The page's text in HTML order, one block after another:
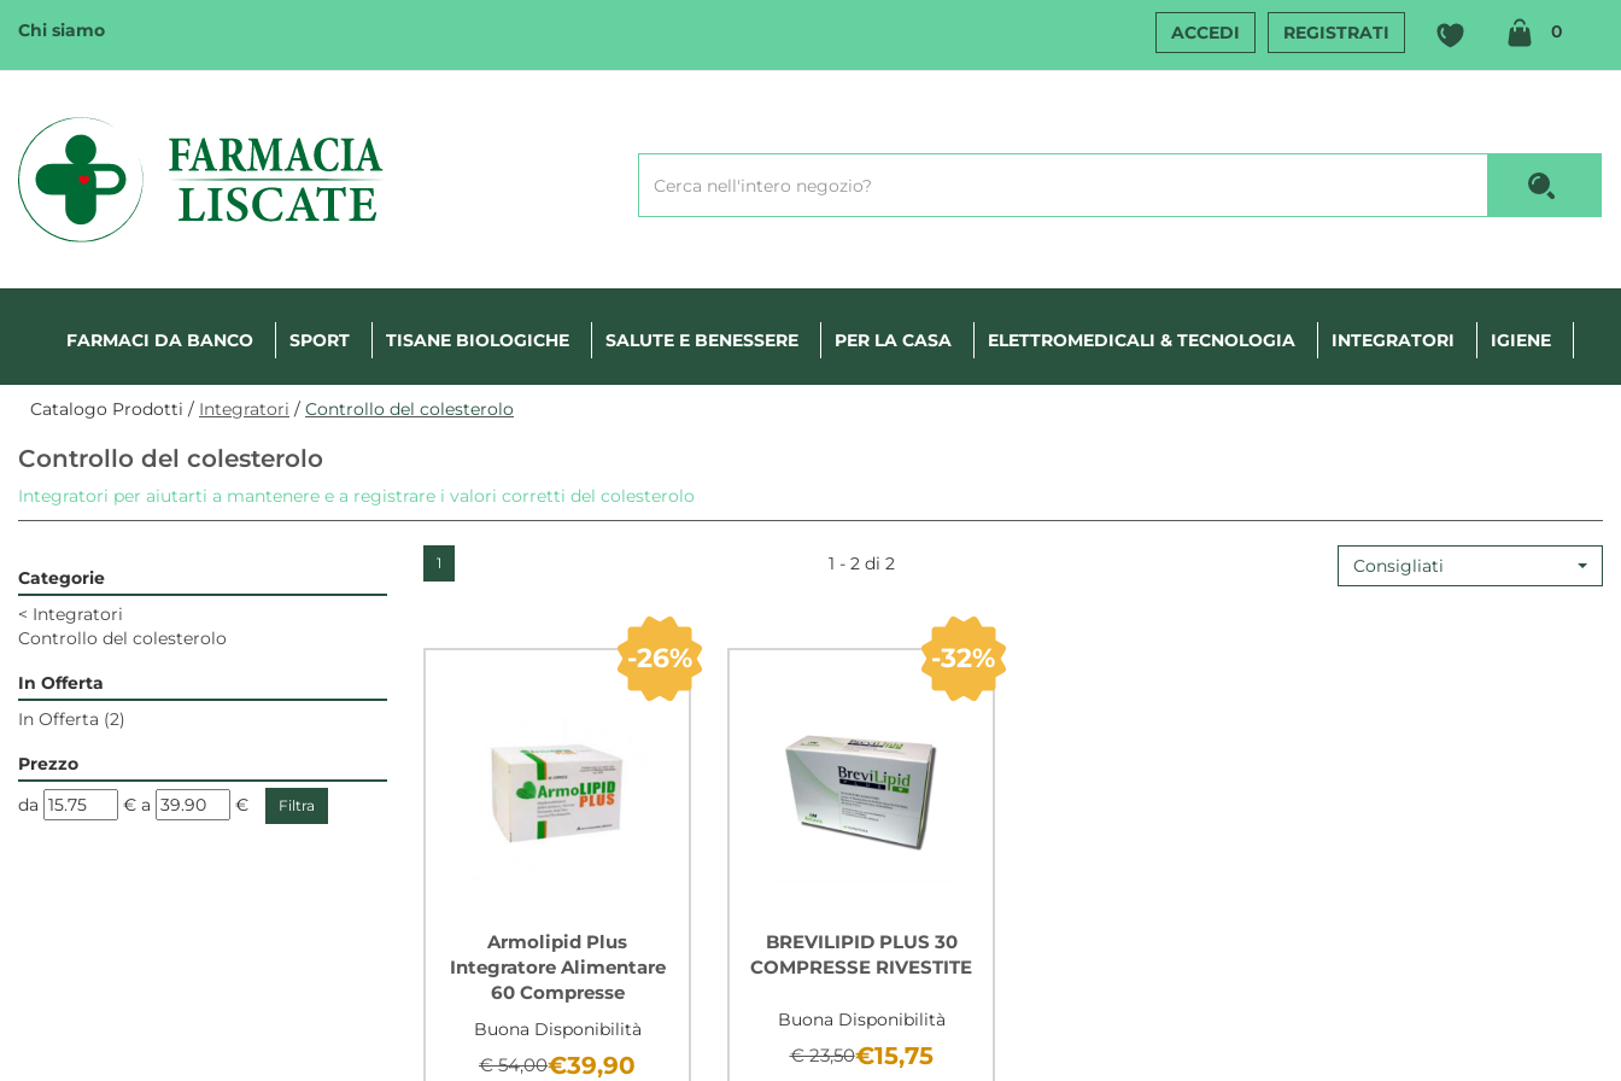
Chi siamo ACCEDI REGISTRATI 0
Margherita
FarmaWeb
Prodotto
FARMACI DA BANCO SPORT TISANE BIOLOGICHE SALUTE E BENESSERE PER LA CASA ELETTROMEDICALI & TECNOLOGIA INTEGRATORI IGIENE
Catalogo Prodotti / Integratori / Controllo del colesterolo
Controllo del colesterolo
Integratori per aiutarti a mantenere e a registrare i valori corretti del colesterolo
Categorie
< Integratori
Controllo del colesterolo
In Offerta
In Offerta (2)
Prezzo
filtra
da € filtra
a €
1 1 - 2 di 2 Consigliati
Armolipid Plus
Integratore Alimentare
60 Compresse
Buona Disponibilità
26%
€ 54,00€39,90
BREVILIPID PLUS 30
COMPRESSE RIVESTITE
Buona Disponibilità
32%
€ 23,50€15,75